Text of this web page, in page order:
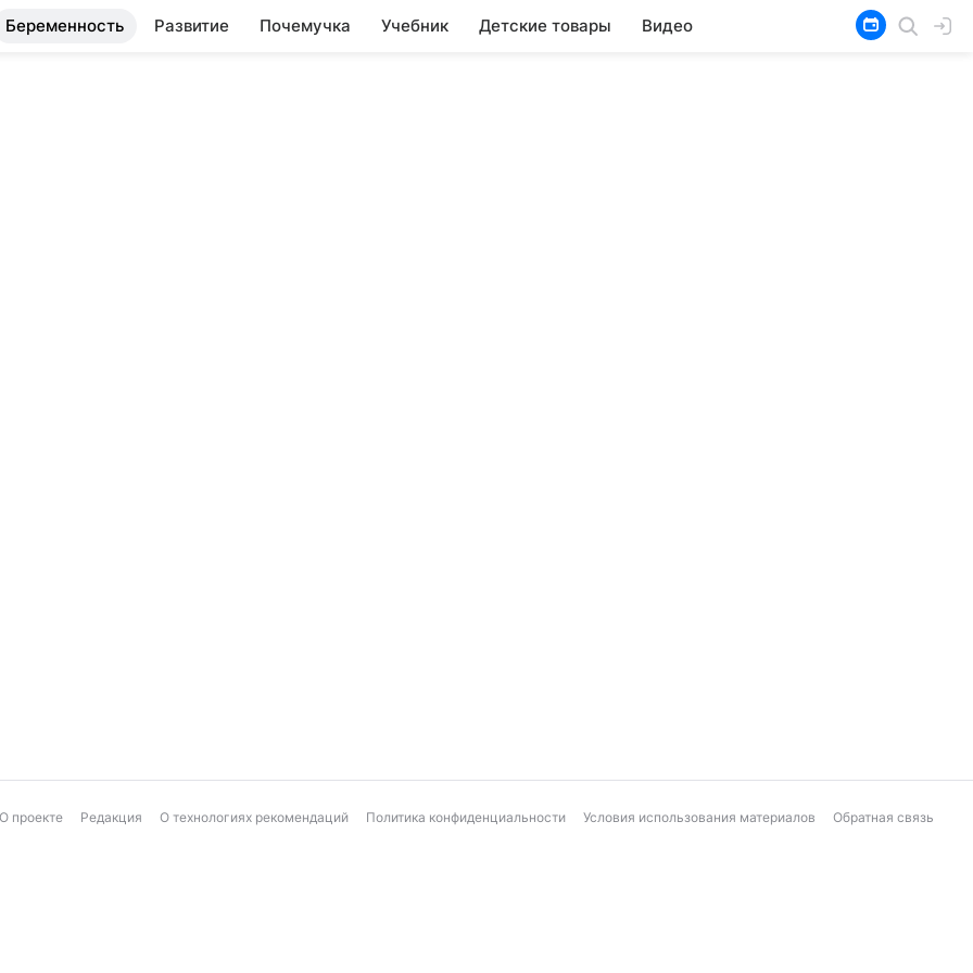
Беременность Развитие Почемучка Учебник Детские товары Видео
О проекте Редакция О технологиях рекомендаций Политика конфиденциальности Условия использования материалов Обратная связь